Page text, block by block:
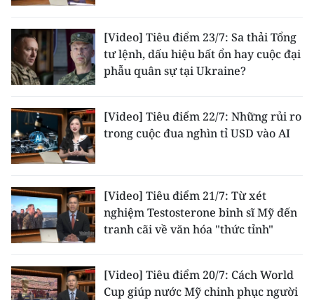
[Video] Tiêu điểm 23/7: Sa thải Tổng
tư lệnh, dấu hiệu bất ổn hay cuộc đại
phẫu quân sự tại Ukraine?
[Video] Tiêu điểm 22/7: Những rủi ro
trong cuộc đua nghìn tỉ USD vào AI
[Video] Tiêu điểm 21/7: Từ xét
nghiệm Testosterone binh sĩ Mỹ đến
tranh cãi về văn hóa "thức tỉnh"
[Video] Tiêu điểm 20/7: Cách World
Cup giúp nước Mỹ chinh phục người